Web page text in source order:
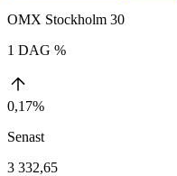
OMX Stockholm 30
1 DAG %
0,17%
Senast
3 332,65